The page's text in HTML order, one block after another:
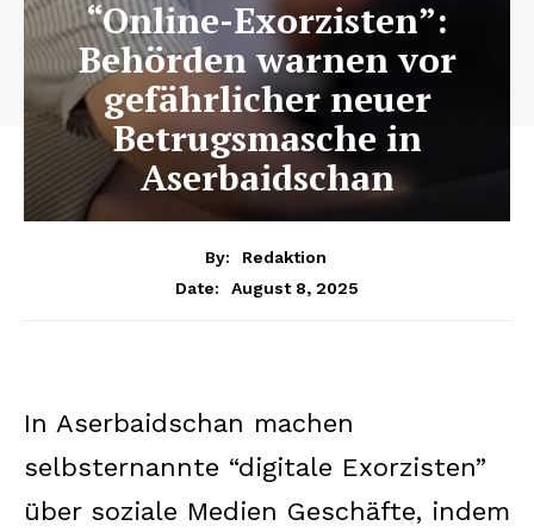
“Online-Exorzisten”:
Behörden warnen vor
gefährlicher neuer
Betrugsmasche in
Aserbaidschan
By:
Redaktion
Date:
August 8, 2025
In Aserbaidschan machen
selbsternannte “digitale Exorzisten”
über soziale Medien Geschäfte, indem